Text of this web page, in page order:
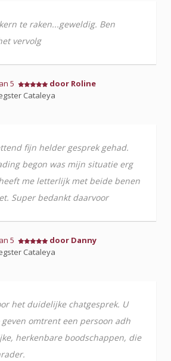
te raken...geweldig. Ben
vervolg
5
door Roline
Cataleya
fijn helder gesprek gehad.
begon was mijn situatie erg
me letterlijk met beide benen
Super bedankt daarvoor
5
door Danny
Cataleya
het duidelijke chatgesprek. U
omtrent een persoon adh
herkenbare boodschappen, die